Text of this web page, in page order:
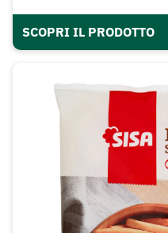
SCOPRI IL PRODOTTO